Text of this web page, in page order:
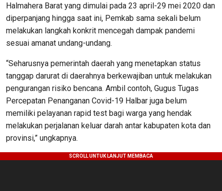
Halmahera Barat yang dimulai pada 23 april-29 mei 2020 dan
diperpanjang hingga saat ini, Pemkab sama sekali belum
melakukan langkah konkrit mencegah dampak pandemi
sesuai amanat undang-undang.
“Seharusnya pemerintah daerah yang menetapkan status
tanggap darurat di daerahnya berkewajiban untuk melakukan
pengurangan risiko bencana. Ambil contoh, Gugus Tugas
Percepatan Penanganan Covid-19 Halbar juga belum
memiliki pelayanan rapid test bagi warga yang hendak
melakukan perjalanan keluar darah antar kabupaten kota dan
provinsi,” ungkapnya.